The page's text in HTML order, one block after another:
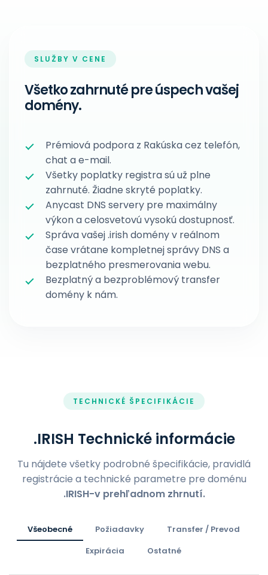
SLUŽBY V CENE
Všetko zahrnuté pre úspech vašej
domény.
Prémiová podpora z Rakúska cez telefón,
chat a e-mail.
Všetky poplatky registra sú už plne
zahrnuté. Žiadne skryté poplatky.
Anycast DNS servery pre maximálny
výkon a celosvetovú vysokú dostupnosť.
Správa vašej .irish domény v reálnom
čase vrátane kompletnej správy DNS a
bezplatného presmerovania webu.
Bezplatný a bezproblémový transfer
domény k nám.
TECHNICKÉ ŠPECIFIKÁCIE
.IRISH Technické informácie
Tu nájdete všetky podrobné špecifikácie, pravidlá
registrácie a technické parametre pre doménu
.IRISH-v prehľadnom zhrnutí.
Všeobecné Požiadavky
Transfer / Prevod
Expirácia
Ostatné